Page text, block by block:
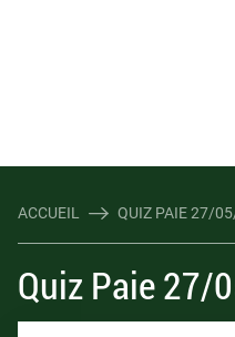
ACCUEIL QUIZ PAIE 27/
Quiz Paie 27/